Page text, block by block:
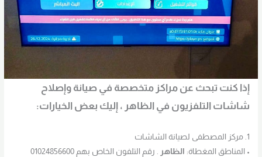
إذا كنت تبحث عن مراكز متخصصة في صيانة وإصلاح
شاشات التلفزيون في الظاهر ، إليك بعض الخيارات:
1. مركز المصطفى لصيانة الشاشات
• المناطق المغطاة: الظاهر . رقم التلفون الخاص بهم 01024856600